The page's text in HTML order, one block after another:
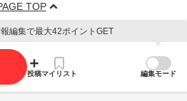
TOP
編集で最大42ポイントGET
投稿マイリスト 編集モード